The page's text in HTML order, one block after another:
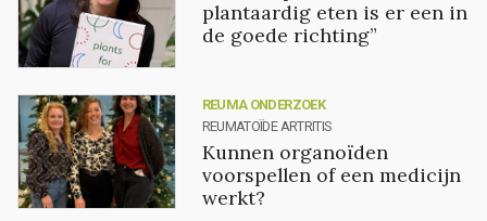
plantaardig eten is er een in
de goede richting”
REUMA ONDERZOEK
REUMATOÏDE ARTRITIS
Kunnen organoïden
voorspellen of een medicijn
werkt?